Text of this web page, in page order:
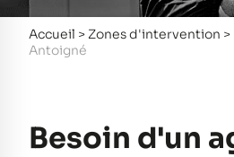
Accueil > Zones d'intervention >
Antoigné
Besoin d'un